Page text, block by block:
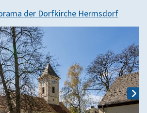
der Dorfkirche Hermsdorf